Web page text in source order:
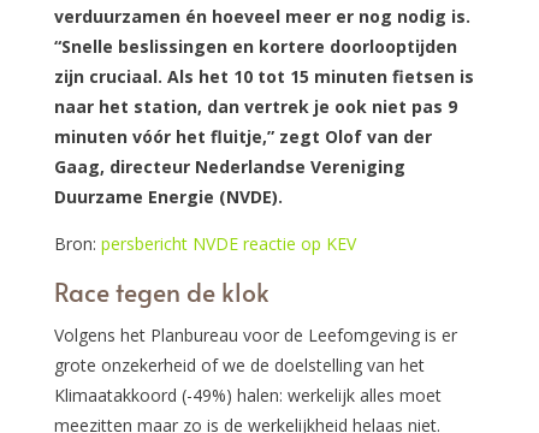
verduurzamen én hoeveel meer er nog nodig is.
“Snelle beslissingen en kortere doorlooptijden
zijn cruciaal. Als het 10 tot 15 minuten fietsen is
naar het station, dan vertrek je ook niet pas 9
minuten vóór het fluitje,” zegt Olof van der
Gaag, directeur Nederlandse Vereniging
Duurzame Energie (NVDE).
Bron: persbericht NVDE reactie op KEV
Race tegen de klok
Volgens het Planbureau voor de Leefomgeving is er
grote onzekerheid of we de doelstelling van het
Klimaatakkoord (-49%) halen: werkelijk alles moet
meezitten maar zo is de werkelijkheid helaas niet.